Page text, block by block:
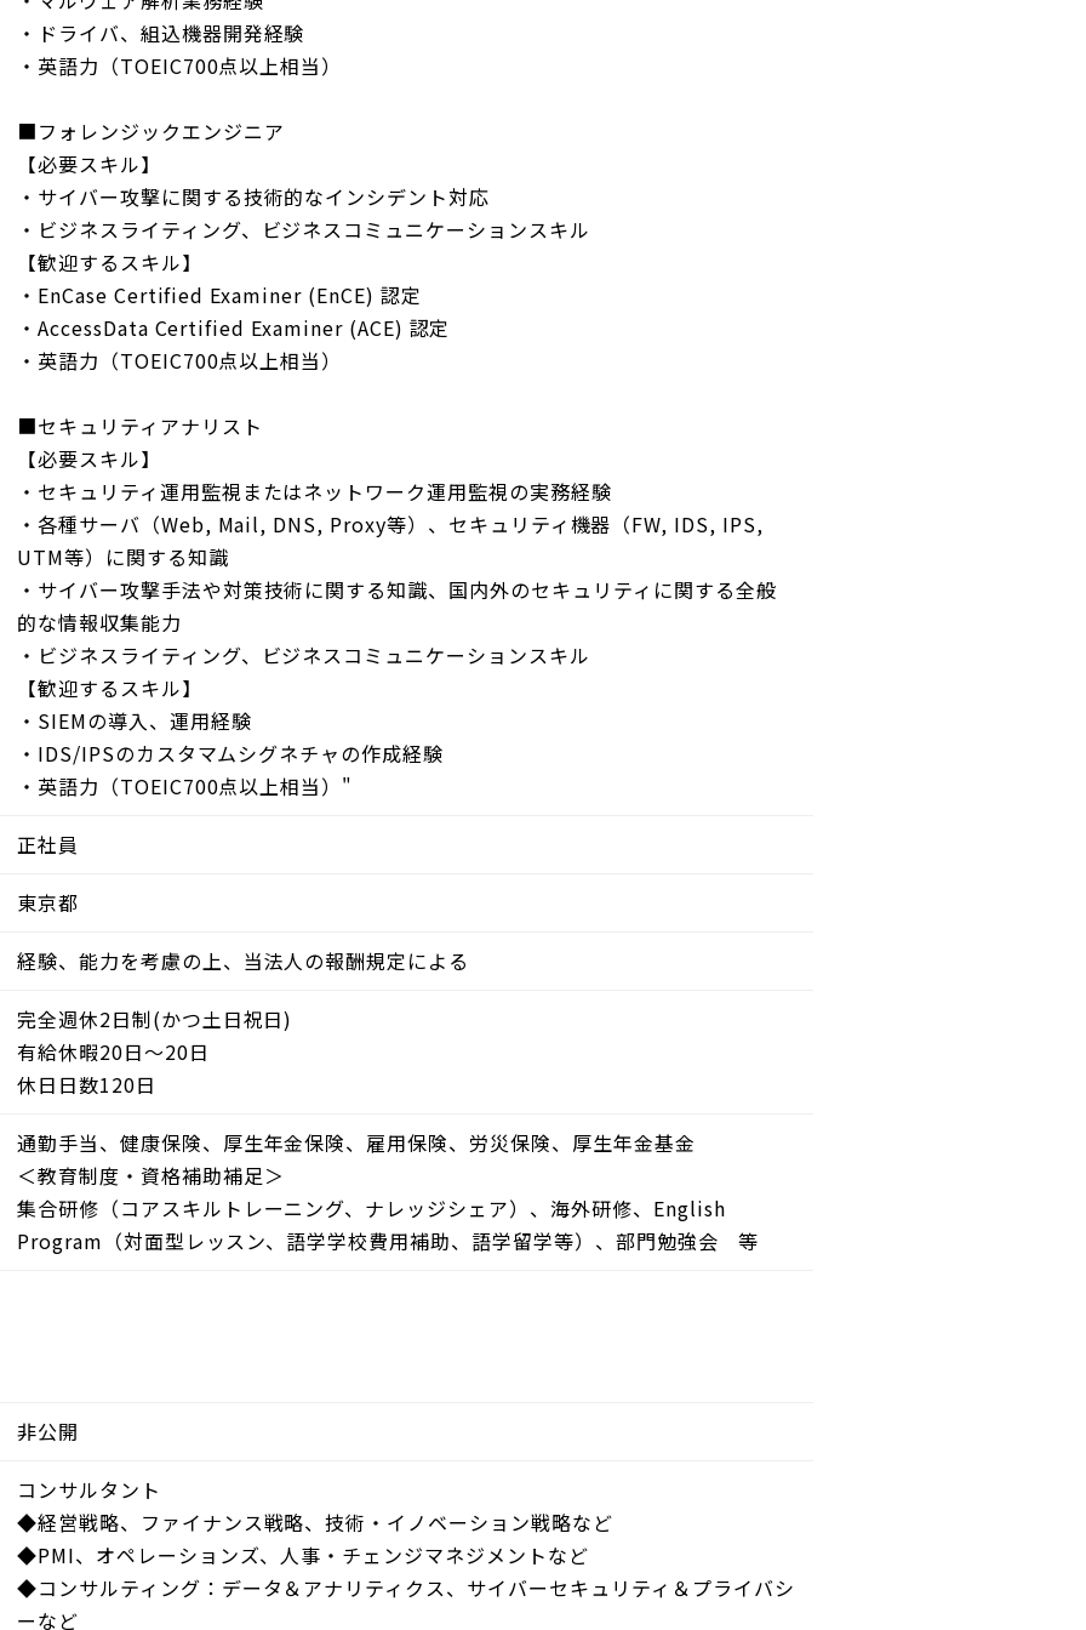
・ドライバ、組込機器開発経験
・英語力（TOEIC700点以上相当）
■フォレンジックエンジニア
【必要スキル】
・サイバー攻撃に関する技術的なインシデント対応
・ビジネスライティング、ビジネスコミュニケーションスキル
【歓迎するスキル】
・EnCase Certified Examiner (EnCE) 認定
・AccessData Certified Examiner (ACE) 認定
・英語力（TOEIC700点以上相当）
■セキュリティアナリスト
【必要スキル】
・セキュリティ運用監視またはネットワーク運用監視の実務経験
・各種サーバ（Web, Mail, DNS, Proxy等）、セキュリティ機器（FW, IDS, IPS,
UTM等）に関する知識
・サイバー攻撃手法や対策技術に関する知識、国内外のセキュリティに関する全般
的な情報収集能力
・ビジネスライティング、ビジネスコミュニケーションスキル
【歓迎するスキル】
・SIEMの導入、運用経験
・IDS/IPSのカスタマムシグネチャの作成経験
・英語力（TOEIC700点以上相当）"
正社員
東京都
経験、能力を考慮の上、当法人の報酬規定による
完全週休2日制(かつ土日祝日)
有給休暇20日～20日
休日日数120日
通勤手当、健康保険、厚生年金保険、雇用保険、労災保険、厚生年金基金
＜教育制度・資格補助補足＞
集合研修（コアスキルトレーニング、ナレッジシェア）、海外研修、English
Program（対面型レッスン、語学学校費用補助、語学留学等）、部門勉強会 等
非公開
コンサルタント
◆経営戦略、ファイナンス戦略、技術・イノベーション戦略など
◆PMI、オペレーションズ、人事・チェンジマネジメントなど
◆コンサルティング：データ＆アナリティクス、サイバーセキュリティ＆プライバシ
ーなど